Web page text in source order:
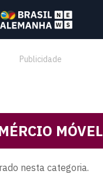
Publicidade
MÓVEL
nesta categoria.